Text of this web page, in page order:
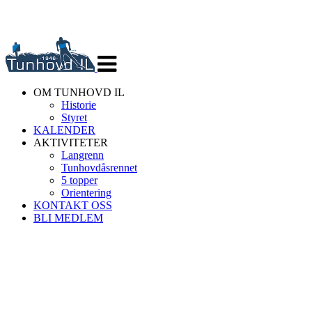
navigasjon
OM TUNHOVD IL
Historie
Styret
KALENDER
AKTIVITETER
Langrenn
Tunhovdåsrennet
5 topper
Orientering
KONTAKT OSS
BLI MEDLEM